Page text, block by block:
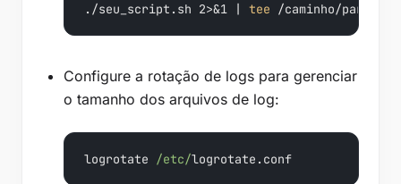
./seu_script.sh 2>&1 | tee /caminho/para/
Configure a rotação de logs para gerenciar
o tamanho dos arquivos de log:
logrotate /etc/logrotate.conf